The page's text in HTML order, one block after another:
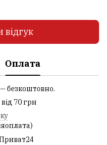
Оплата
безкоштовно.
70 грн